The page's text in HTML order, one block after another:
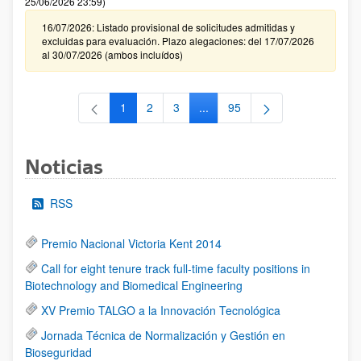
16/07/2026: Listado provisional de solicitudes admitidas y
excluidas para evaluación. Plazo alegaciones: del 17/07/2026
al 30/07/2026 (ambos incluídos)
Página
1 Página
2 Página
3 ...Páginas intermedias Use TAB
Página
95
Noticias
RSS
Premio Nacional Victoria Kent 2014
Call for eight tenure track full-time faculty positions in
Biotechnology and Biomedical Engineering
XV Premio TALGO a la Innovación Tecnológica
Jornada Técnica de Normalización y Gestión en
Bioseguridad